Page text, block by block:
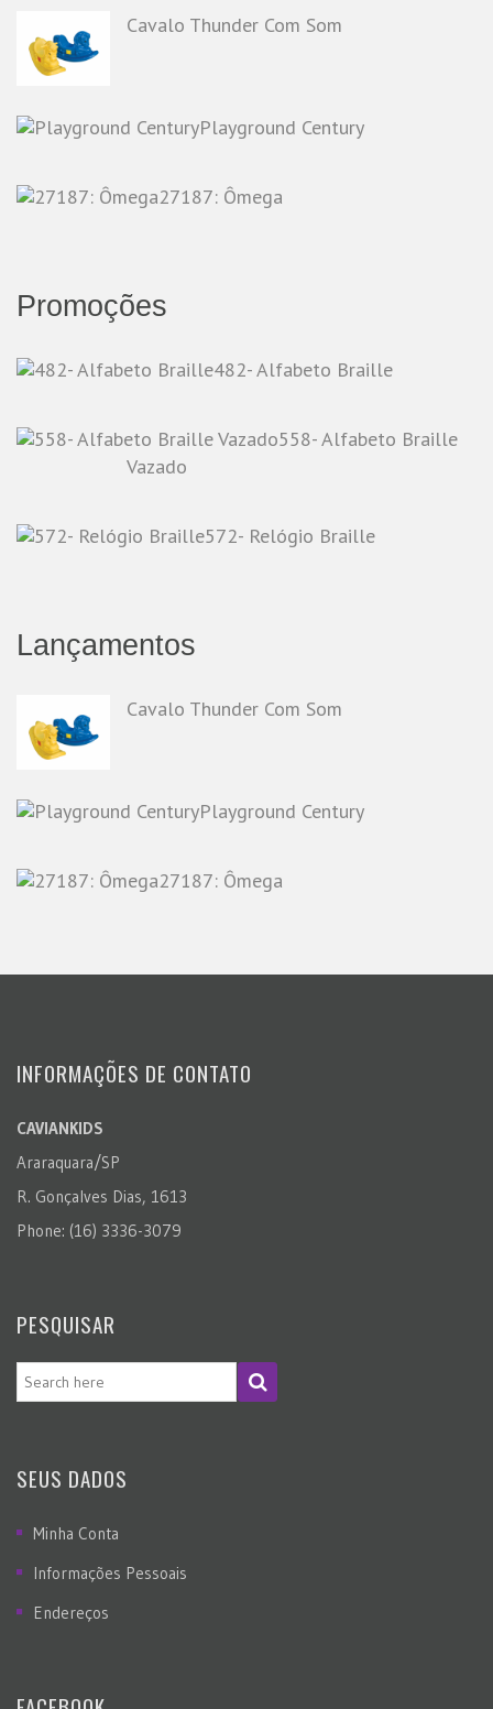
Cavalo Thunder Com Som
Playground Century
27187: Ômega
Promoções
482- Alfabeto Braille
558- Alfabeto Braille
Vazado
572- Relógio Braille
Lançamentos
Cavalo Thunder Com Som
Playground Century
27187: Ômega
INFORMAÇÕES DE CONTATO
CAVIANKIDS
Araraquara/SP
R. Gonçalves Dias, 1613
Phone: (16) 3336-3079
PESQUISAR
SEUS DADOS
Minha Conta
Informações Pessoais
Endereços